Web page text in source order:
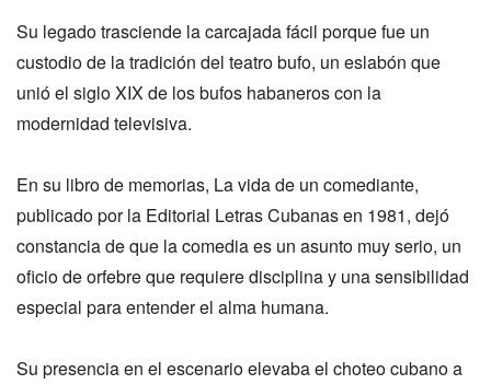
Su legado trasciende la carcajada fácil porque fue un
custodio de la tradición del teatro bufo, un eslabón que
unió el siglo XIX de los bufos habaneros con la
modernidad televisiva.
En su libro de memorias, La vida de un comediante,
publicado por la Editorial Letras Cubanas en 1981, dejó
constancia de que la comedia es un asunto muy serio, un
oficio de orfebre que requiere disciplina y una sensibilidad
especial para entender el alma humana.
Su presencia en el escenario elevaba el choteo cubano a